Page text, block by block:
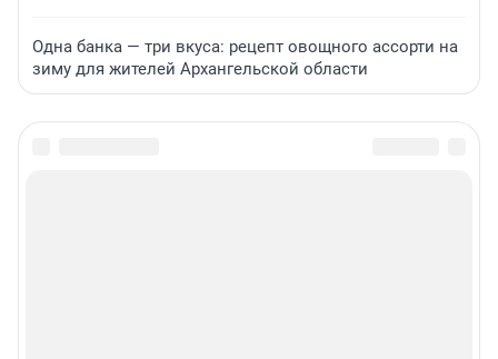
Одна банка — три вкуса: рецепт овощного ассорти на
зиму для жителей Архангельской области